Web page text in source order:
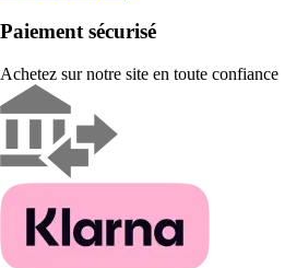
Paiement sécurisé
Achetez sur notre site en toute confiance